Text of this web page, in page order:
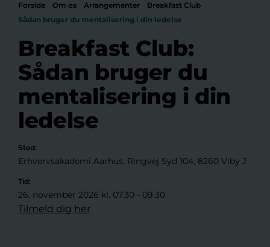
Forside Om os Arrangementer
Breakfast Club
Sådan bruger du mentalisering i din ledelse
Breakfast Club:
Sådan bruger du
mentalisering i din
ledelse
Sted:
Erhvervsakademi Aarhus, Ringvej Syd 104, 8260 Viby J
Tid:
26. november 2026 kl. 07.30 - 09.30
Tilmeld dig her